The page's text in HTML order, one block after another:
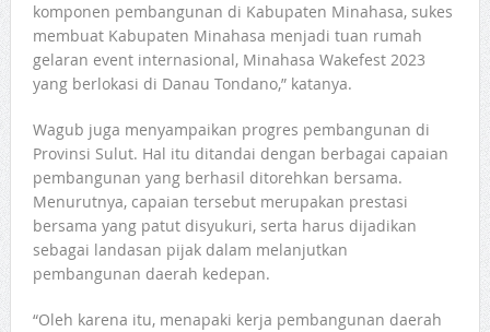
komponen pembangunan di Kabupaten Minahasa, sukes
membuat Kabupaten Minahasa menjadi tuan rumah
gelaran event internasional, Minahasa Wakefest 2023
yang berlokasi di Danau Tondano,” katanya.
Wagub juga menyampaikan progres pembangunan di
Provinsi Sulut. Hal itu ditandai dengan berbagai capaian
pembangunan yang berhasil ditorehkan bersama.
Menurutnya, capaian tersebut merupakan prestasi
bersama yang patut disyukuri, serta harus dijadikan
sebagai landasan pijak dalam melanjutkan
pembangunan daerah kedepan.
“Oleh karena itu, menapaki kerja pembangunan daerah